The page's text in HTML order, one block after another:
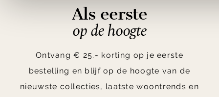
Als eerste
op de hoogte
Ontvang € 25.- korting op je eerste
bestelling en blijf op de hoogte van de
nieuwste collecties, laatste woontrends en